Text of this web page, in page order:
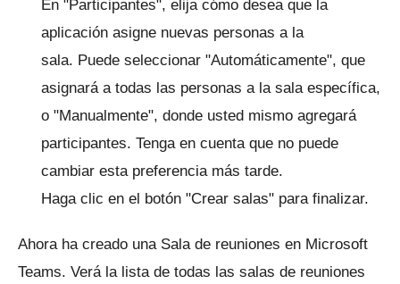
En "Participantes", elija cómo desea que la
aplicación asigne nuevas personas a la
sala. Puede seleccionar "Automáticamente", que
asignará a todas las personas a la sala específica,
o "Manualmente", donde usted mismo agregará
participantes. Tenga en cuenta que no puede
cambiar esta preferencia más tarde.
Haga clic en el botón "Crear salas" para finalizar.
Ahora ha creado una Sala de reuniones en Microsoft
Teams. Verá la lista de todas las salas de reuniones